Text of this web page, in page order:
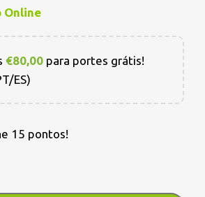
Online
€80,00 para portes grátis!
ES)
15 pontos!